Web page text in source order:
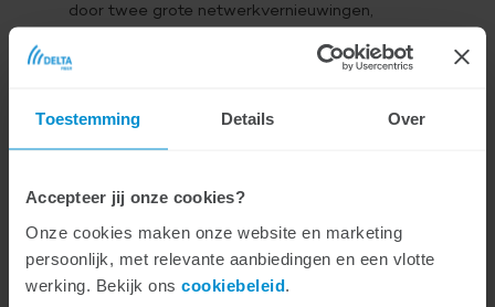
Toestemming Details Over
Accepteer jij onze cookies?
Onze cookies maken onze website en marketing
persoonlijk, met relevante aanbiedingen en een vlotte
werking. Bekijk ons cookiebeleid
door twee grote netwerkvernieuwingen,
geïnvesteerd. Zo wordt met Next Generation
netwerkapparatuur vernieuwd en is DELTA
overgestapt op volledig digitale radio en
‘Uploadsnelheid meer en meer
belangrijk’